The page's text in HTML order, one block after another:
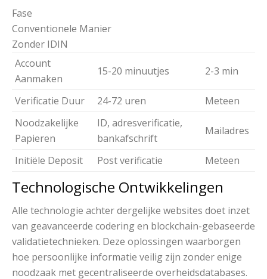
Fase
Conventionele Manier
Zonder IDIN
Account
Aanmaken
15-20 minuutjes 2-3 min
Verificatie Duur 24-72 uren
Meteen
Noodzakelijke
Papieren
ID, adresverificatie,
bankafschrift
Mailadres
Initiële Deposit Post verificatie Meteen
Technologische Ontwikkelingen
Alle technologie achter dergelijke websites doet inzet
van geavanceerde codering en blockchain-gebaseerde
validatietechnieken. Deze oplossingen waarborgen
hoe persoonlijke informatie veilig zijn zonder enige
noodzaak met gecentraliseerde overheidsdatabases.